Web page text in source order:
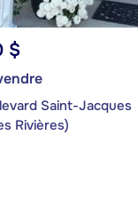
$
Saint-Jacques
Rivières)